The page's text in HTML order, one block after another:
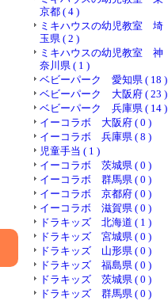
京都 ( 4 )
ミキハウスの幼児教室 埼
玉県 ( 2 )
ミキハウスの幼児教室 神
奈川県 ( 1 )
ベビーパーク 愛知県 ( 18 )
ベビーパーク 大阪府 ( 23 )
ベビーパーク 兵庫県 ( 14 )
イーコラボ 大阪府 ( 0 )
イーコラボ 兵庫県 ( 8 )
児童手当 ( 1 )
イーコラボ 茨城県 ( 0 )
イーコラボ 群馬県 ( 0 )
イーコラボ 京都府 ( 0 )
イーコラボ 滋賀県 ( 0 )
ドラキッズ 北海道 ( 1 )
ドラキッズ 宮城県 ( 0 )
ドラキッズ 山形県 ( 0 )
ドラキッズ 福島県 ( 0 )
ドラキッズ 茨城県 ( 0 )
ドラキッズ 群馬県 ( 0 )